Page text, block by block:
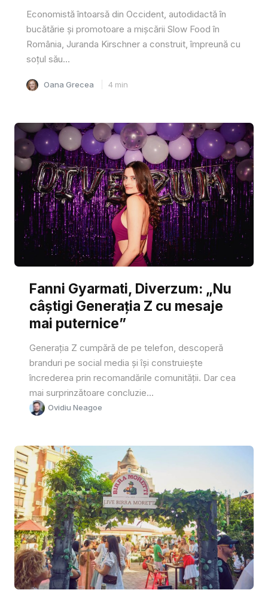
Economistă întoarsă din Occident, autodidactă în
bucătărie și promotoare a mișcării Slow Food în
România, Juranda Kirschner a construit, împreună cu
soțul său...
Oana Grecea 4 min
Fanni Gyarmati, Diverzum: „Nu
câștigi Generația Z cu mesaje
mai puternice”
Generația Z cumpără de pe telefon, descoperă
branduri pe social media și își construiește
încrederea prin recomandările comunității. Dar cea
mai surprinzătoare concluzie...
Ovidiu Neagoe